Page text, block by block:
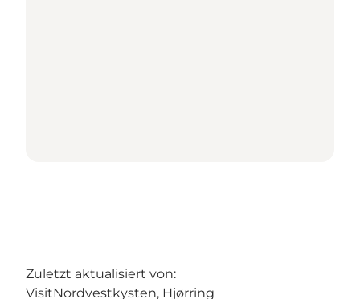
Zuletzt aktualisiert von:
VisitNordvestkysten, Hjørring